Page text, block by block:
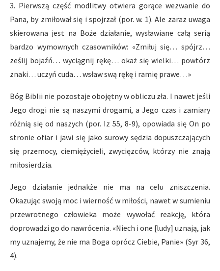
3. Pierwszą część modlitwy otwiera gorące wezwanie do
Pana, by zmiłował się i spojrzał (por. w. 1). Ale zaraz uwaga
skierowana jest na Boże działanie, wysławiane całą serią
bardzo wymownych czasowników: «Zmiłuj się… spójrz…
ześlij bojaźń… wyciągnij rękę… okaż się wielki… powtórz
znaki… uczyń cuda… wsław swą rękę i ramię prawe…»
Bóg Biblii nie pozostaje obojętny w obliczu zła. I nawet jeśli
Jego drogi nie są naszymi drogami, a Jego czas i zamiary
różnią się od naszych (por. Iz 55, 8-9), opowiada się On po
stronie ofiar i jawi się jako surowy sędzia dopuszczających
się przemocy, ciemiężycieli, zwycięzców, którzy nie znają
miłosierdzia.
Jego działanie jednakże nie ma na celu zniszczenia.
Okazując swoją moc i wierność w miłości, nawet w sumieniu
przewrotnego człowieka może wywołać reakcję, która
doprowadzi go do nawrócenia. «Niech i one [ludy] uznają, jak
my uznajemy, że nie ma Boga oprócz Ciebie, Panie» (Syr 36,
4).